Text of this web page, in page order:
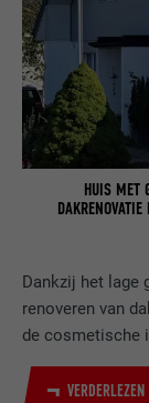
Dankzij het lage
renoveren van
de cosmetische
VERDERLEZEN
HUIS MET
VERVALTIJD
DOEL
NAAM
VERVALTIJD
DOEL